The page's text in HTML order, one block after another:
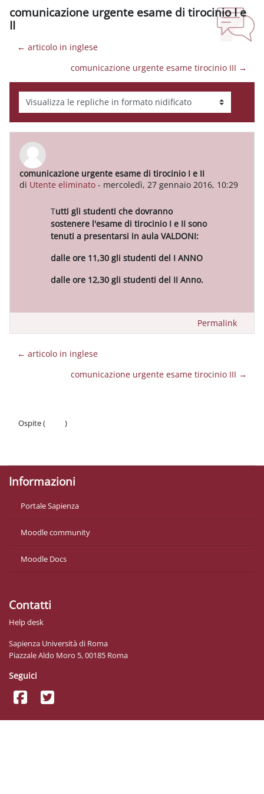
comunicazione urgente esame di tirocinio I e
II
← articolo in inglese
comunicazione urgente esame tirocinio III →
Modalità visualizzazione
comunicazione urgente esame di tirocinio I e II
di Utente eliminato - mercoledì, 27 gennaio 2016, 10:29
Numero di risposte: 0
Tutti gli studenti che dovranno
sostenere l'esame di tirocinio I e II sono
tenuti a presentarsi in aula VALDONI:
dalle ore 11,30 gli studenti del I ANNO
dalle ore 12,30 gli studenti del II Anno.
Permalink
← articolo in inglese
comunicazione urgente esame tirocinio III →
Ospite (
)
Informazioni
Portale Sapienza
Moodle community
Moodle Docs
Contatti
Help desk
Sapienza Università di Roma
Piazzale Aldo Moro 5, 00185 Roma
Seguici